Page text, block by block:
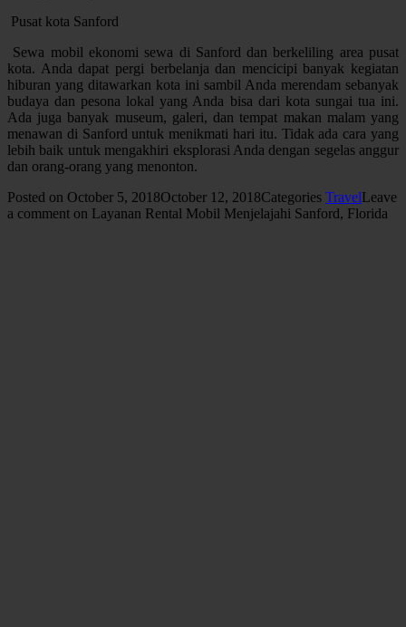
Pusat kota Sanford
Sewa mobil ekonomi sewa di Sanford dan berkeliling area pusat
kota. Anda dapat pergi berbelanja dan mencicipi banyak kegiatan
hiburan yang ditawarkan kota ini sambil Anda merendam sebanyak
budaya dan pesona lokal yang Anda bisa dari kota sungai tua ini.
Ada juga banyak museum, galeri, dan tempat makan malam yang
menawan di Sanford untuk menikmati hari itu. Tidak ada cara yang
lebih baik untuk mengakhiri eksplorasi Anda dengan segelas anggur
dan orang-orang yang menonton.
Posted on October 5, 2018October 12, 2018Categories TravelLeave
a comment on Layanan Rental Mobil Menjelajahi Sanford, Florida